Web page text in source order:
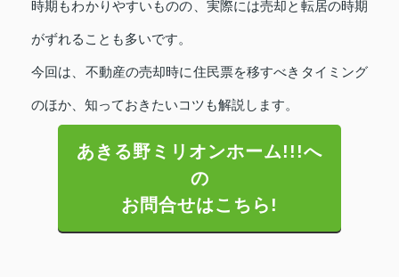
時期もわかりやすいものの、実際には売却と転居の時期
がずれることも多いです。
今回は、不動産の売却時に住民票を移すべきタイミング
のほか、知っておきたいコツも解説します。
あきる野ミリオンホーム!!!へ
の
お問合せはこちら!